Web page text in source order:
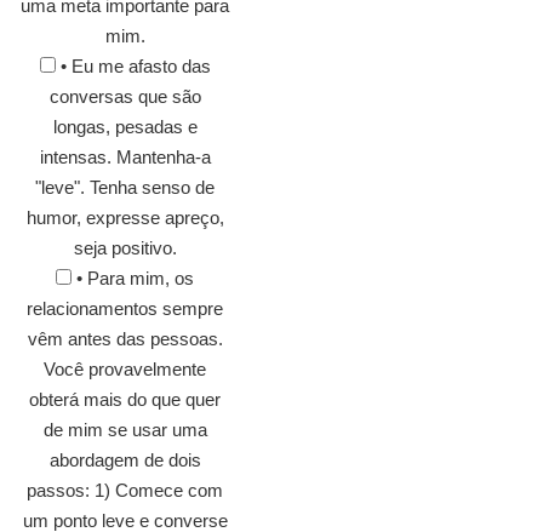
uma meta importante para
mim.
• Eu me afasto das
conversas que são
longas, pesadas e
intensas. Mantenha-a
"leve". Tenha senso de
humor, expresse apreço,
seja positivo.
• Para mim, os
relacionamentos sempre
vêm antes das pessoas.
Você provavelmente
obterá mais do que quer
de mim se usar uma
abordagem de dois
passos: 1) Comece com
um ponto leve e converse